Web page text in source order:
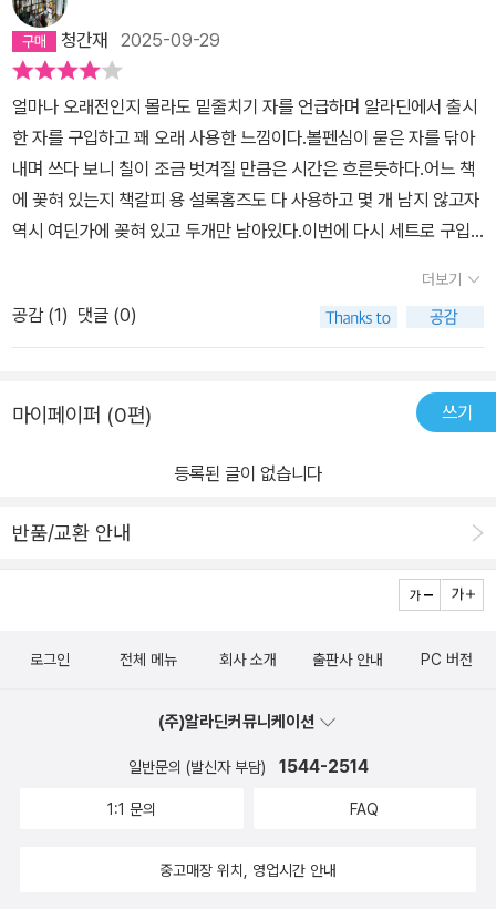
청간재 2025-09-29
얼마나 오래전인지 몰라도 밑줄치기 자를 언급하며 알라딘에서 출시
한 자를 구입하고 꽤 오래 사용한 느낌이다.볼펜심이 묻은 자를 닦아
내며 쓰다 보니 칠이 조금 벗겨질 만큼은 시간은 흐른듯하다.어느 책
에 꽃혀 있는지 책갈피 용 설록홈즈도 다 사용하고 몇 개 남지 않고자
역시 여딘가에 꽂혀 있고 두개만 남아있다.이번에 다시 세트로 구입
다.처음 나온 원형 황동 문진도, 다트형 갈피들도 모두 추억을 소환하
며과거의 현재 진행형이다.최근엔 투명 유리 문진을 구입했는데 만족
이다.몇 개의 문진을 더 구입해 둘 생각이다.
더보기
공감 (1) 댓글 (0)
마이페이퍼 (0편) 쓰기
등록된 글이 없습니다
반품/교환 안내
로그인 전체 메뉴 회사 소개 출판사 안내 PC 버전
(주)알라딘커뮤니케이션
일반문의 (발신자 부담) 1544-2514
1:1 문의 FAQ
중고매장 위치, 영업시간 안내